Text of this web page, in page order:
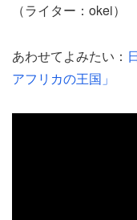
（ライター：okei）
あわせてよみたい：
アフリカの王国」